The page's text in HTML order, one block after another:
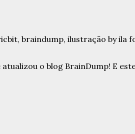
o blog BrainDump! E